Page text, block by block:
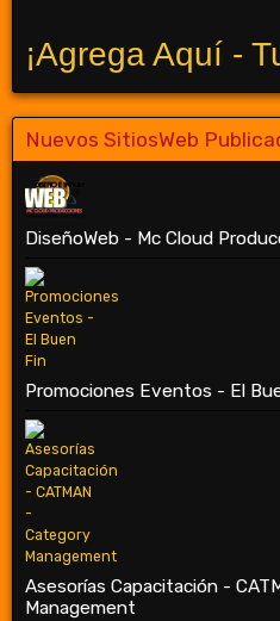
¡Agrega Aquí -
Nuevos SitiosWeb
DiseñoWeb - Mc Cloud
Promociones Eventos - El
Asesorías Capacitación -
Management